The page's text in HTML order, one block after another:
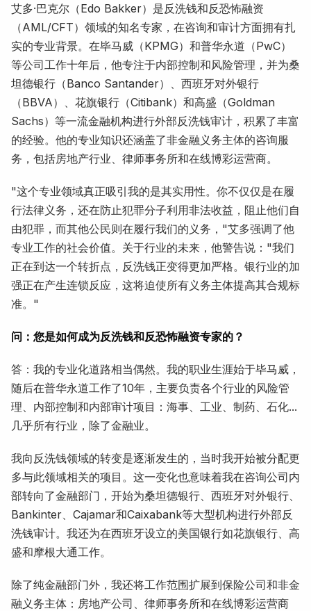
艾多·巴克尔（Edo Bakker）是反洗钱和反恐怖融资
（AML/CFT）领域的知名专家，在咨询和审计方面拥有扎
实的专业背景。在毕马威（KPMG）和普华永道（PwC）
等公司工作十年后，他专注于内部控制和风险管理，并为桑
坦德银行（Banco Santander）、西班牙对外银行
（BBVA）、花旗银行（Citibank）和高盛（Goldman
Sachs）等一流金融机构进行外部反洗钱审计，积累了丰富
的经验。他的专业知识还涵盖了非金融义务主体的咨询服
务，包括房地产行业、律师事务所和在线博彩运营商。
"这个专业领域真正吸引我的是其实用性。你不仅仅是在履
行法律义务，还在防止犯罪分子利用非法收益，阻止他们自
由犯罪，而其他公民则在履行我们的义务，"艾多强调了他
专业工作的社会价值。关于行业的未来，他警告说："我们
正在到达一个转折点，反洗钱正变得更加严格。银行业的加
强正在产生连锁反应，这将迫使所有义务主体提高其合规标
准。"
问：您是如何成为反洗钱和反恐怖融资专家的？
答：我的专业化道路相当偶然。我的职业生涯始于毕马威，
随后在普华永道工作了10年，主要负责各个行业的风险管
理、内部控制和内部审计项目：海事、工业、制药、石化...
几乎所有行业，除了金融业。
我向反洗钱领域的转变是逐渐发生的，当时我开始被分配更
多与此领域相关的项目。这一变化也意味着我在咨询公司内
部转向了金融部门，开始为桑坦德银行、西班牙对外银行、
Bankinter、Cajamar和Caixabank等大型机构进行外部反
洗钱审计。我还为在西班牙设立的美国银行如花旗银行、高
盛和摩根大通工作。
除了纯金融部门外，我还将工作范围扩展到保险公司和非金
融义务主体：房地产公司、律师事务所和在线博彩运营商